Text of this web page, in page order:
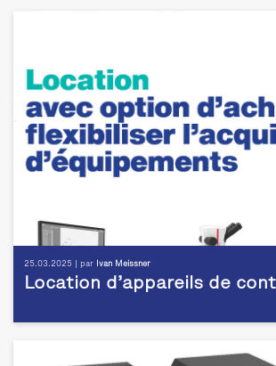
25.03.2025 | par Ivan Meissner
Location d’appareils de